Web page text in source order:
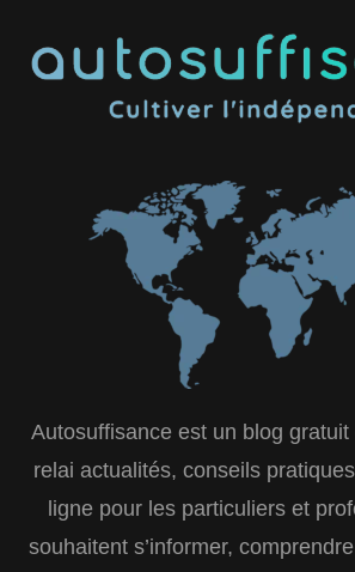
Autosuffisance est un blog
relai actualités, conseils
ligne pour les particuliers et
souhaitent s’informer,